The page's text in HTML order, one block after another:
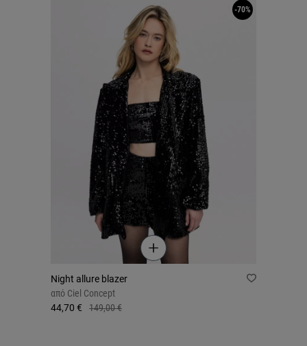
Night allure blazer
από Ciel Concept
44,70 €
149,00 €
-70%